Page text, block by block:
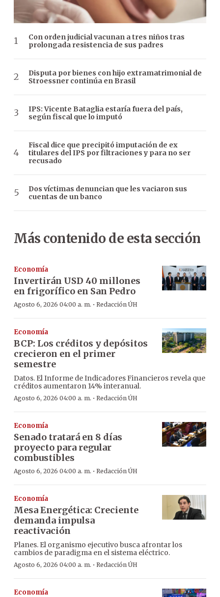
Con orden judicial vacunan a tres niños tras
prolongada resistencia de sus padres
Disputa por bienes con hijo extramatrimonial de
Stroessner continúa en Brasil
IPS: Vicente Bataglia estaría fuera del país,
según fiscal que lo imputó
Fiscal dice que precipitó imputación de ex
titulares del IPS por filtraciones y para no ser
recusado
Dos víctimas denuncian que les vaciaron sus
cuentas de un banco
Más contenido de esta sección
Economía
Invertirán USD 40 millones
en frigorífico en San Pedro
Agosto 6, 2026 04:00 a. m. · Redacción ÚH
Economía
BCP: Los créditos y depósitos
crecieron en el primer
semestre
Datos. El Informe de Indicadores Financieros revela que
créditos aumentaron 14% interanual.
Agosto 6, 2026 04:00 a. m. · Redacción ÚH
Economía
Senado tratará en 8 días
proyecto para regular
combustibles
Agosto 6, 2026 04:00 a. m. · Redacción ÚH
Economía
Mesa Energética: Creciente
demanda impulsa
reactivación
Planes. El organismo ejecutivo busca afrontar los
cambios de paradigma en el sistema eléctrico.
Agosto 6, 2026 04:00 a. m. · Redacción ÚH
Economía